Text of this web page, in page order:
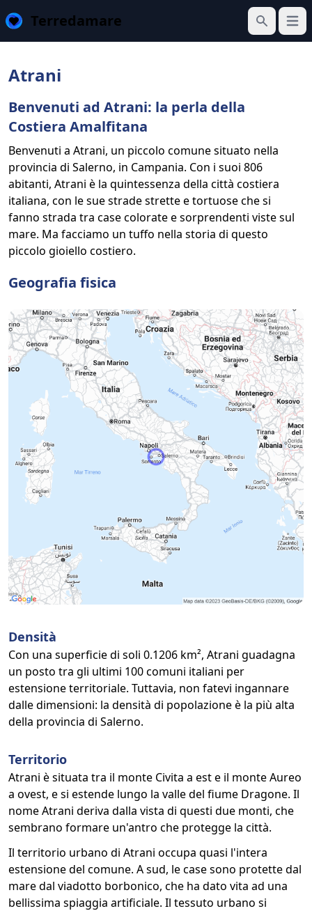
Terredamare
Cerca
Apri
Atrani
Benvenuti ad Atrani: la perla della
Costiera Amalfitana
Benvenuti a Atrani, un piccolo comune situato nella
provincia di Salerno, in Campania. Con i suoi 806
abitanti, Atrani è la quintessenza della città costiera
italiana, con le sue strade strette e tortuose che si
fanno strada tra case colorate e sorprendenti viste sul
mare. Ma facciamo un tuffo nella storia di questo
piccolo gioiello costiero.
Geografia fisica
Densità
Con una superficie di soli 0.1206 km², Atrani guadagna
un posto tra gli ultimi 100 comuni italiani per
estensione territoriale. Tuttavia, non fatevi ingannare
dalle dimensioni: la densità di popolazione è la più alta
della provincia di Salerno.
Territorio
Atrani è situata tra il monte Civita a est e il monte Aureo
a ovest, e si estende lungo la valle del fiume Dragone. Il
nome Atrani deriva dalla vista di questi due monti, che
sembrano formare un'antro che protegge la città.
Il territorio urbano di Atrani occupa quasi l'intera
estensione del comune. A sud, le case sono protette dal
mare dal viadotto borbonico, che ha dato vita ad una
bellissima spiaggia artificiale. Il tessuto urbano si